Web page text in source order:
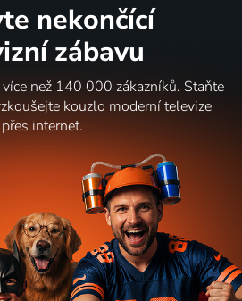
nekončící
zábavu
než 140 000 zákazníků. Staňte
kouzlo moderní televize
přes internet.